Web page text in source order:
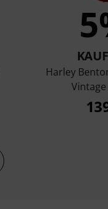
Harley
Vintage